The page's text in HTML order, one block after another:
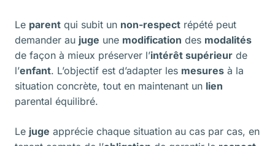
Le parent qui subit un non-respect répété peut
demander au juge une modification des modalités
de façon à mieux préserver l’intérêt supérieur de
l’enfant. L’objectif est d’adapter les mesures à la
situation concrète, tout en maintenant un lien
parental équilibré.
Le juge apprécie chaque situation au cas par cas, en